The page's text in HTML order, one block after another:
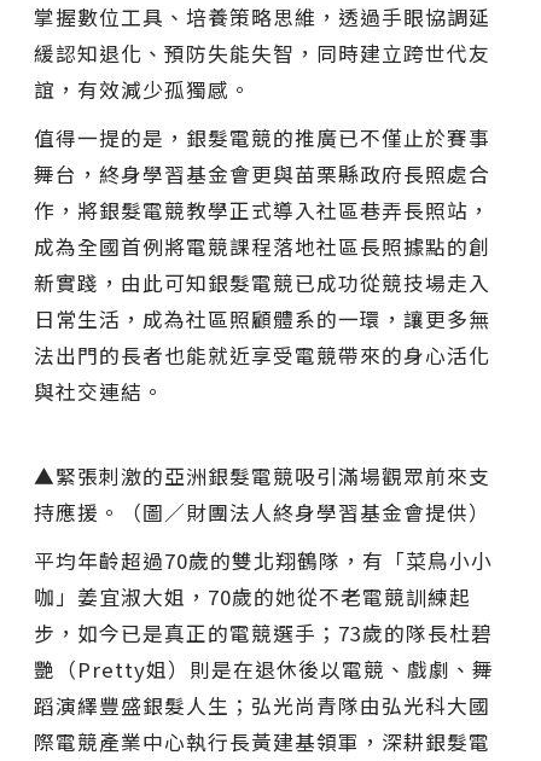
掌握數位工具、培養策略思維，透過手眼協調延
緩認知退化、預防失能失智，同時建立跨世代友
誼，有效減少孤獨感。
值得一提的是，銀髮電競的推廣已不僅止於賽事
舞台，終身學習基金會更與苗栗縣政府長照處合
作，將銀髮電競教學正式導入社區巷弄長照站，
成為全國首例將電競課程落地社區長照據點的創
新實踐，由此可知銀髮電競已成功從競技場走入
日常生活，成為社區照顧體系的一環，讓更多無
法出門的長者也能就近享受電競帶來的身心活化
與社交連結。
▲緊張刺激的亞洲銀髮電競吸引滿場觀眾前來支
持應援。（圖／財團法人終身學習基金會提供）
平均年齡超過70歲的雙北翔鶴隊，有「菜鳥小小
咖」姜宜淑大姐，70歲的她從不老電競訓練起
步，如今已是真正的電競選手；73歲的隊長杜碧
艷（Pretty姐）則是在退休後以電競、戲劇、舞
蹈演繹豐盛銀髮人生；弘光尚青隊由弘光科大國
際電競產業中心執行長黃建基領軍，深耕銀髮電